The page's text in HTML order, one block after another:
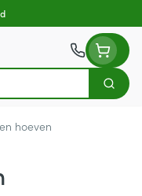
Zoek
hoeven